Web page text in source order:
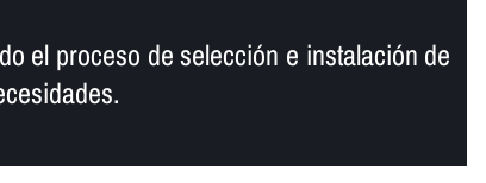
el proceso de selección e instalación de